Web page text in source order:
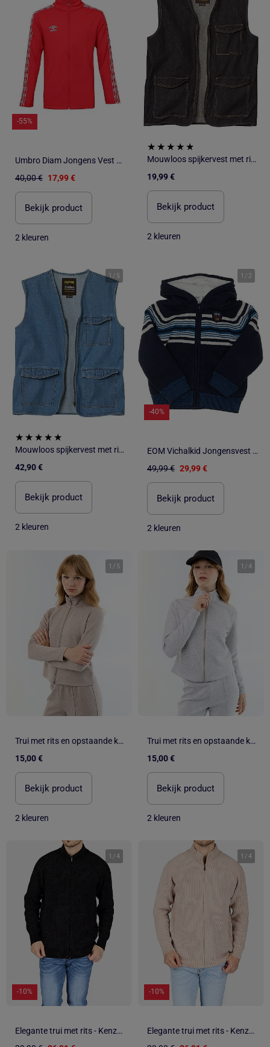
-55%
Umbro Diam Jongens Vest met Rits Groen 647770
40,00 € 17,99 €
Bekijk product
2 kleuren
Mouwloos spijkervest met rits - ATLAS FOR MEN
19,99 €
Bekijk product
2 kleuren
1 / 5
Mouwloos spijkervest met rits - ATLAS FOR MEN
42,90 €
Bekijk product
2 kleuren
1 / 2
-40%
EOM Vichalkid Jongensvest met Rits - Marineblauw
49,99 € 29,99 €
Bekijk product
2 kleuren
1 / 5
Trui met rits en opstaande kraag
15,00 €
Bekijk product
2 kleuren
1 /4
Trui met rits en opstaande kraag
15,00 €
Bekijk product
2 kleuren
1 /4
-10%
Elegante trui met rits - Kenzarro
1 /4
-10%
Elegante trui met rits - Kenzarro